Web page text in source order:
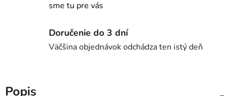
sme tu pre vás
Doručenie do 3 dní
Väčšina objednávok odchádza ten istý deň
Popis